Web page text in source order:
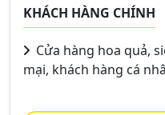
KHÁCH HÀNG CHÍNH
Cửa hàng hoa quả,
mại, khách hàng cá